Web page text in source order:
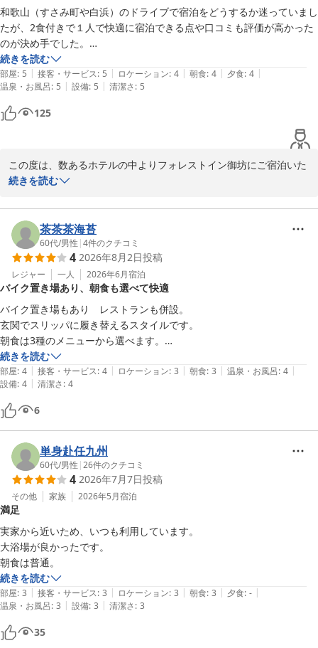
とうございます。お褒めのお言葉はスタッフにとりまして大きな励
みとなります。
今後もお客様お一人おひとりのお気持ちに寄り添ったおもてなしを
心掛け、より快適にお過ごしいただけるホテルを目指して努めてま
いります。
この度は貴重なご意見をお聞かせいただき、誠にありがとうござい
ます。
                                                                              フォレストイン御
坊 竹村
フォレスト イン 御坊
2026-07-02
地ではございませんが、その分、館内のレストランや大浴場をご利
用いただき、ホテル内でゆっくりお過ごしいただけたご様子で大変
嬉しく拝読いたしました。
お食事につきましても「おいしかった」とのお言葉を頂戴し、レス
トランスタッフ一同の励みでございます。
また、大浴場も快適にご利用いただけたとのことで、旅のお疲れを
少しでも癒していただけておりましたら幸いです。
「とても良いホテル」とのお言葉までいただき、誠にありがとうご
ざいます。
今後も皆さまに快適にお過ごしいただけるよう、より一層サービス
また御坊市へお越しの際は、ぜひ当館をご利用いただけますと幸い
でございます。
スタッフ一同、心よりお待ち申し上げております。
                                                                             フォレストイン御
坊 竹村
フォレスト イン 御坊
2026-07-09
和歌山（すさみ町や白浜）のドライブで宿泊をどうするか迷っていまし
たが、2食付きで１人で快適に宿泊できる点や口コミも評価が高かった
のが決め手でした。
宿泊して感じた点は以下の通りです。
・部屋はシングルルームでしたが、広さもちょうどよく設備もコンフォ
ートルームと比べると若干劣る面はあるものの、それでも十分な内容だ
と思います。清潔であり、ベッドの寝心地も良くてとても快適でした。
・Wi-Fiが繋がりにくいという口コミが見られましたが、自分が利用し
た時はあまり気になりませんでした。利用する方がそこまで多くなかっ
たせいかもしれません。
・大浴場もそこそこ広くて、湯加減もちょうどいい感じで良かったで
マシンなどの設備が宿泊中は自由に利用できる点はとても便利。
・ホテル周辺にはコンビニなどがなく（徒歩では厳しい）、チェックイ
ンする前に買い物は済ましておいた方がいいかもしれません。
ビジネスホテルであるものの、設備の充実さや館内全体の清潔感や快適
性、スタッフの対応など全体的によかったのでここで宿泊して本当によ
かったです。
また和歌山に旅行する時はここで宿泊したいと思います。
続きを読む
部屋: 5 | 接客・サービス: 5 | ロケーション: 4 | 朝食: 4 | 夕食: 4 |
温泉・お風呂: 5 | 設備: 5 | 清潔さ: 5
125
この度は、数あるホテルの中よりフォレストイン御坊にご宿泊いた
だき、誠にありがとうございます。
びいただけましたこと、光栄に思います。実際のご滞在でも快適に
お過ごしいただけたようで、大変嬉しく拝見いたしました。
お部屋の広さや清潔さ、ベッドの寝心地にご満足いただけたとのこ
と、スタッフ一同安堵いたしました。
また、Wi-Fiにつきましても問題なくご利用いただけたとのことで
何よりでございます。
当館自慢の大浴場もご利用いただきありがとうございます。大浴場
はジャグジー付きの湯船となっており、ゆったりと足を伸ばしてお
くつろぎいただけますので、旅やお仕事のお疲れを少しでも癒して
いただけましたら幸いでございます。
フロント横のアメニティコーナーや、1階ロビーのコーヒーマシン
につきましても便利にご利用いただけたようで嬉しく思います。ド
リップコーヒーや各種ティーバッグなどもご用意しておりますの
で、ご滞在中のひと息にお役立ていただけましたら幸いです。
また、必要なアメニティをお選びいただくスタイルにつきまして
も、ご理解いただきありがとうございます。
一方で、お客様のおっしゃる通り、当館周辺にはコンビニやスーパ
ー、飲食店が少ないため、事前にお買い物を済ませてからお越しに
なるお客様も多くいらっしゃいます。
館内には22時まで営業しておりますレストランや、自動販売機コー
ナーもございますので、ご滞在中にご利用いただけましたら幸いで
続きを読む
茶茶茶海苔
60代/男性 |4件のクチコミ
4 2026年8月2日投稿
レジャー 一人 2026年6月宿泊
バイク置き場あり、朝食も選べて快適
バイク置き場もあり　レストランも併設。
玄関でスリッパに履き替えるスタイルです。
朝食は3種のメニューから選べます。
全体に不満はありません。
続きを読む
部屋: 4 | 接客・サービス: 4 | ロケーション: 3 | 朝食: 3 | 温泉・お風呂: 4 |
設備: 4 | 清潔さ: 4
6
単身赴任九州
60代/男性 |26件のクチコミ
4 2026年7月7日投稿
その他 家族 2026年5月宿泊
満足
実家から近いため、いつも利用しています。
大浴場が良かったです。
朝食は普通。
続きを読む
部屋: 3 | 接客・サービス: 3 | ロケーション: 3 | 朝食: 3 | 夕食: - |
温泉・お風呂: 3 | 設備: 3 | 清潔さ: 3
35